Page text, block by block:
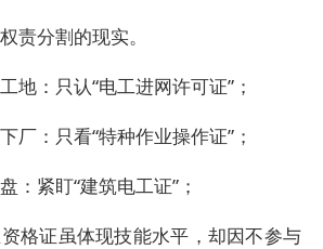
责分割的现实。
地：只认“电工进网许可证”；
厂：只看“特种作业操作证”；
：紧盯“建筑电工证”；
格证虽体现技能水平，却因不参与